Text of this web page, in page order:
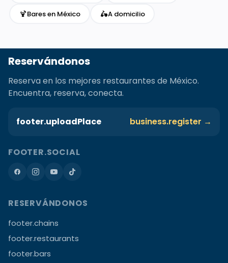
🍹Bares en México 🛵A domicilio
Reservándonos
Reserva en los mejores restaurantes de México.
Encuentra, reserva, conecta.
footer.uploadPlace business.register →
FOOTER.SOCIAL
RESERVÁNDONOS
footer.chains
footer.restaurants
footer.bars